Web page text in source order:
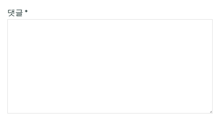
댓글 *